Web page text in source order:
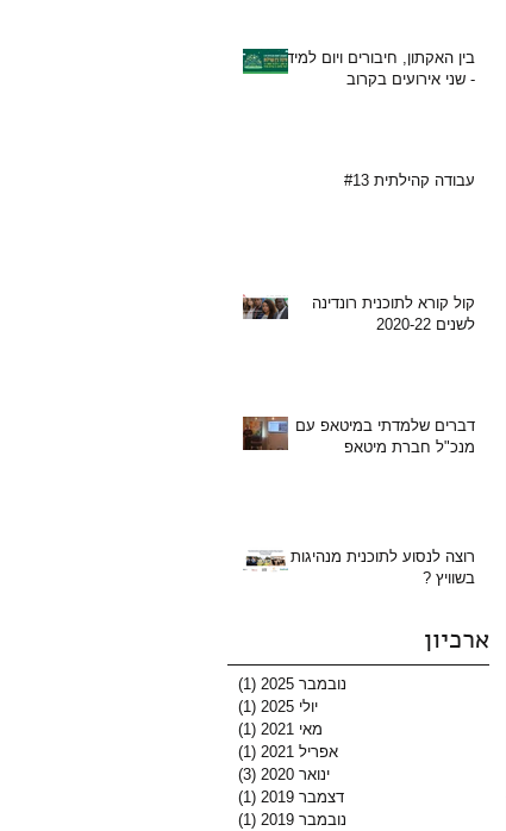
בין האקתון, חיבורים ויום למידה
- שני אירועים בקרוב
עבודה קהילתית #13
קול קורא לתוכנית רונדינה
לשנים 2020-22
דברים שלמדתי במיטאפ עם
מנכ"ל חברת מיטאפ
רוצה לנסוע לתוכנית מנהיגות
בשוויץ ?
ארכיון
נובמבר 2025 (1)
יולי 2025
(1)
מאי 2021
(1)
אפריל 2021
(1)
ינואר 2020
(3)
דצמבר 2019
(1)
נובמבר 2019
(1)